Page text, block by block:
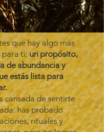
que hay algo más
para ti:un propósito,
de abundancia y
estás lista para
cansada de sentirte
has probado
rituales y